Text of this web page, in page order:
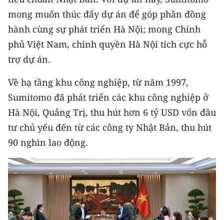
Đồng bằng sông Hồng
Bắc Trung Bộ
Duyên hải Nam Trung Bộ và Tây
Đông Nam Bộ
Đồng bằng sông Cửu Long
Chuyên trang Hà Nội
Chuyên trang TP. Hồ Chí Minh
CHUYÊN ĐỀ
CÁC CHUYÊN TRANG
mong muốn thúc đẩy dự án để góp phần đồng
hành cùng sự phát triển Hà Nội; mong Chính
phủ Việt Nam, chính quyền Hà Nội tích cực hỗ
trợ dự án.
Về hạ tầng khu công nghiệp, từ năm 1997,
Sumitomo đã phát triển các khu công nghiệp ở
Hà Nội, Quảng Trị, thu hút hơn 6 tỷ USD vốn đầu
tư chủ yếu đến từ các công ty Nhật Bản, thu hút
90 nghìn lao động.